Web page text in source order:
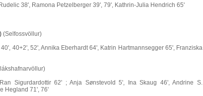
38', Ramona Petzelberger 39', 79', Kathrin-Julia Hendrich 65'
(Selfossvöllur)
40+2', 52', Annika Eberhardt 64', Katrin Hartmannsegger 65', Franziska
Sigurdardottir 62' ; Anja Sønstevold 5', Ina Skaug 46', Andrine S.
Hegland 71', 76'